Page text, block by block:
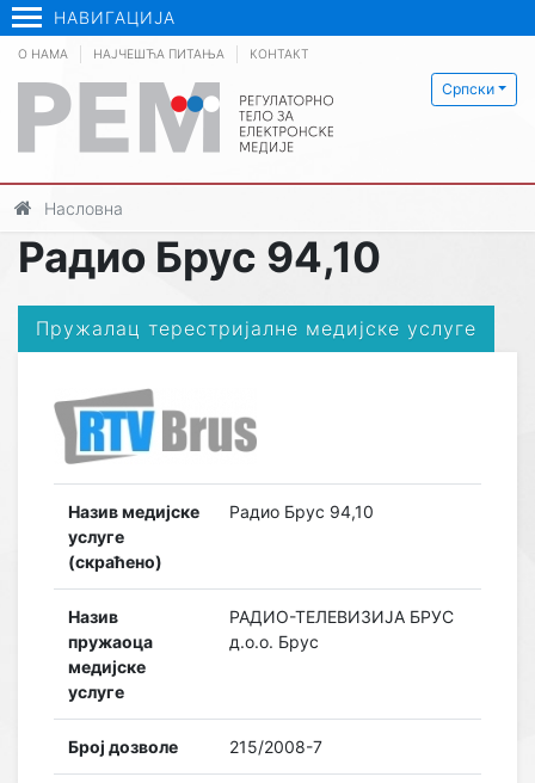
НАВИГАЦИЈА
Српски
О НАМА НАЈЧЕШЋА ПИТАЊА КОНТАКТ
Насловна
Радио Брус 94,10
Пружалац терестријалне медијске услуге
Назив медијске
услуге
(скраћено)
Радио Брус 94,10
Назив
пружаоца
медијске
услуге
РАДИО-ТЕЛЕВИЗИЈА БРУС
д.о.о. Брус
Број дозволе 215/2008-7